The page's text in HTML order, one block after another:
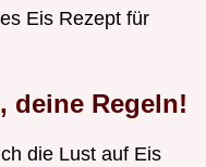
Eis Rezept für
deine Regeln!
die Lust auf Eis